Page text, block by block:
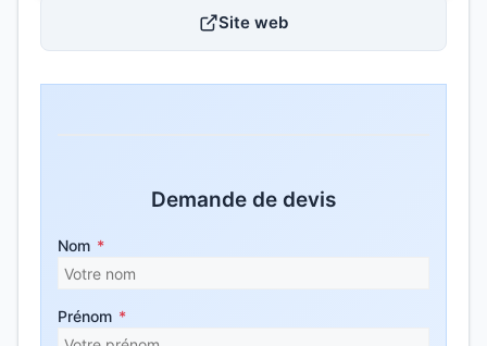
Site web
Demande de devis
Nom *
Prénom *